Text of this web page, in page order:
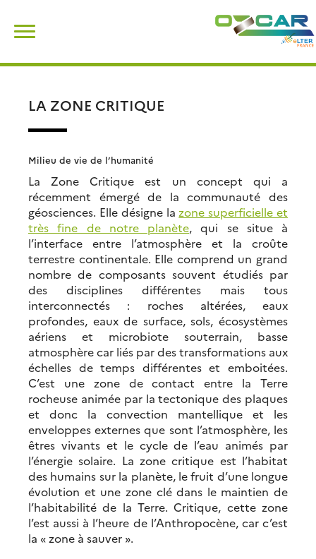
content
LA ZONE CRITIQUE
Milieu de vie de l’humanité
La Zone Critique est un concept qui a
récemment émergé de la communauté des
géosciences. Elle désigne lazone superficielle et
très fine de notre planète, qui se situe à
l’interface entre l’atmosphère et la croûte
terrestre continentale. Elle comprend un grand
nombre de composants souvent étudiés par
des disciplines différentes mais tous
interconnectés : roches altérées, eaux
profondes, eaux de surface, sols, écosystèmes
aériens et microbiote souterrain, basse
atmosphère car liés par des transformations aux
échelles de temps différentes et emboitées.
C’est une zone de contact entre la Terre
rocheuse animée par la tectonique des plaques
et donc la convection mantellique et les
enveloppes externes que sont l’atmosphère, les
êtres vivants et le cycle de l’eau animés par
l’énergie solaire. La zone critique est l’habitat
des humains sur la planète, le fruit d’une longue
évolution et une zone clé dans le maintien de
l’habitabilité de la Terre. Critique, cette zone
l’est aussi à l’heure de l’Anthropocène, car c’est
la « zone à sauver ».